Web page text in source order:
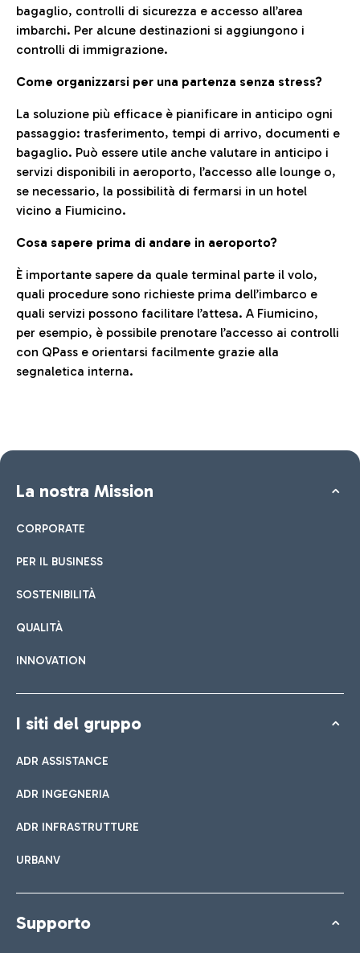
bagaglio, controlli di sicurezza e accesso all’area
imbarchi. Per alcune destinazioni si aggiungono i
controlli di immigrazione.
Come organizzarsi per una partenza senza stress?
La soluzione più efficace è pianificare in anticipo ogni
passaggio: trasferimento, tempi di arrivo, documenti e
bagaglio. Può essere utile anche valutare in anticipo i
servizi disponibili in aeroporto, l’accesso alle lounge o,
se necessario, la possibilità di fermarsi in un hotel
vicino a Fiumicino.
Cosa sapere prima di andare in aeroporto?
È importante sapere da quale terminal parte il volo,
quali procedure sono richieste prima dell’imbarco e
quali servizi possono facilitare l’attesa. A Fiumicino,
per esempio, è possibile prenotare l’accesso ai controlli
con QPass e orientarsi facilmente grazie alla
segnaletica interna.
La nostra Mission
CORPORATE
PER IL BUSINESS
SOSTENIBILITÀ
QUALITÀ
INNOVATION
I siti del gruppo
ADR ASSISTANCE
ADR INGEGNERIA
ADR INFRASTRUTTURE
URBANV
Supporto